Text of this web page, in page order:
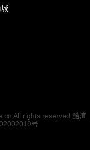
城
All rights reserved 酷
号